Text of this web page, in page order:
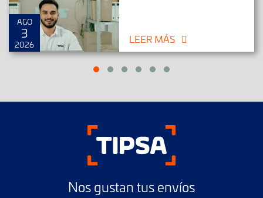
AGO
3
2026 LEER MÁS
Nos gustan tus envíos